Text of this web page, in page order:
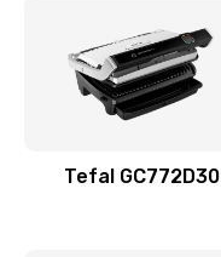
Tefal GC772D30